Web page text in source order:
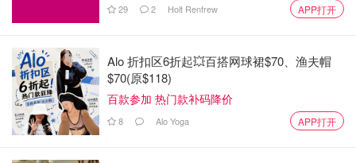
29 2 Holt Renfrew APP打开
Alo 折扣区6折起💥百搭网球裙$70、渔夫帽
$70(原$118)
百款参加 热门款补码降价
8 Alo Yoga APP打开